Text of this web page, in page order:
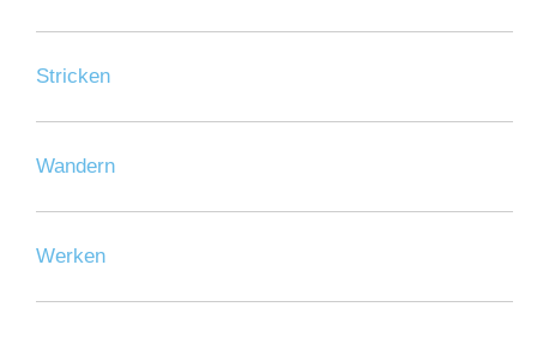
Stricken
Wandern
Werken